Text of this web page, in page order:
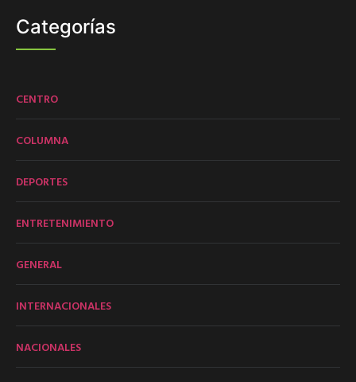
Categorías
CENTRO
COLUMNA
DEPORTES
ENTRETENIMIENTO
GENERAL
INTERNACIONALES
NACIONALES